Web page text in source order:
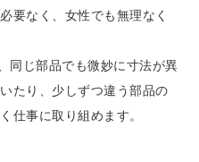
要なく、女性でも無理なく
同じ部品でも微妙に寸法が異
たり、少しずつ違う部品の
仕事に取り組めます。